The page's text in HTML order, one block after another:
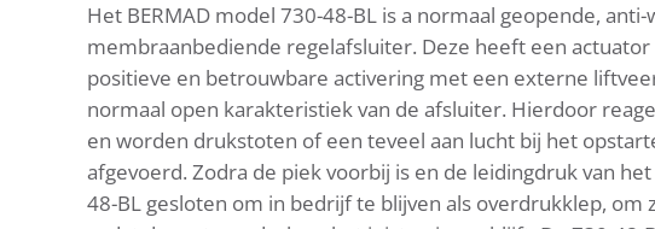
Het BERMAD model 730-48-BL is a normaal geopende,
membraanbediende regelafsluiter. Deze heeft een
positieve en betrouwbare activering met een externe
normaal open karakteristiek van de afsluiter. Hierdoor
en worden drukstoten of een teveel aan lucht bij het
afgevoerd. Zodra de piek voorbij is en de leidingdruk van
48-BL gesloten om in bedrijf te blijven als overdrukklep,